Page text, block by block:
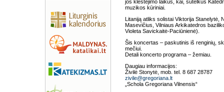
jos klestėjimo laikus, kai, sutelkus
muzikos kūriniai.
Litaniją atliks solistai Viktorija
Masevičius, Vilniaus Arkikatedros
Violeta Savickaitė-Paciūnienė).
Šis koncertas – paskutinis iš renginių,
mečiui.
Detali koncerto programa – žemiau.
Daugiau informacijos:
Živilė Stonytė, mob. tel. 8 687 28787
zivile@gregoriana.lt
„Schola Gregoriana Vilnensis“